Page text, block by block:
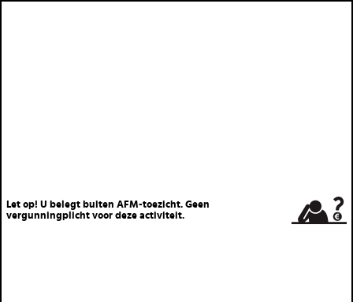
Let op! U belegt buiten AFM-toezicht. Geen
vergunningplicht voor deze activiteit.